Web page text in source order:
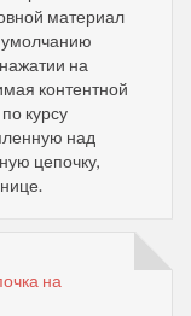
материал
умолчанию
на
контентной
курсу
над
цепочку,
на